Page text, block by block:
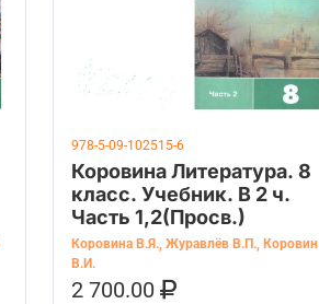
978-5-09-102515-6
Коровина Литература. 8
класс. Учебник. В 2 ч.
Часть 1,2(Просв.)
Коровина В.Я., Журавлёв В.П., Коровин
В.И.
2 700.00
В КОРЗИНУ